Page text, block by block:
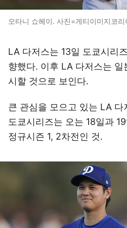
오타니 쇼헤이. 사진=게티이미지코리
LA 다저스는 13일 도쿄시리
향했다. 이후 LA 다저스는 일
시할 것으로 보인다.
큰 관심을 모으고 있는 LA 다
도쿄시리즈는 오는 18일과
정규시즌 1, 2차전인 것.